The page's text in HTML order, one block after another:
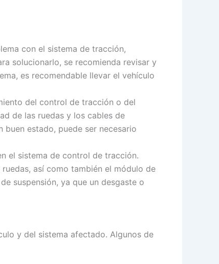
con el sistema de tracción,
solucionarlo, se recomienda revisar y
es recomendable llevar el vehículo
del control de tracción o del
de las ruedas y los cables de
buen estado, puede ser necesario
el sistema de control de tracción.
así como también el módulo de
suspensión, ya que un desgaste o
y del sistema afectado. Algunos de